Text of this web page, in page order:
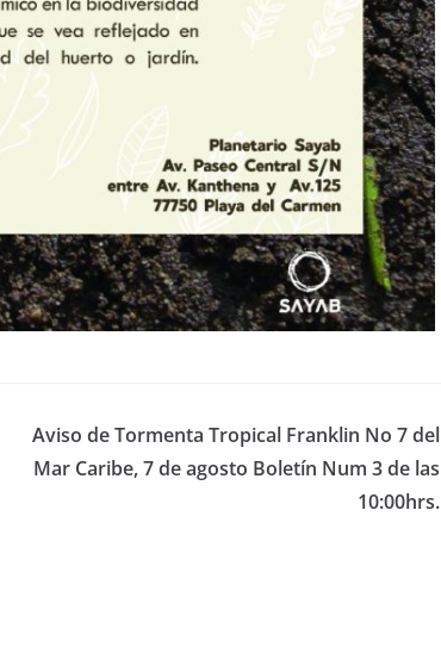
Aviso de Tormenta Tropical Franklin No 7 del
Mar Caribe, 7 de agosto Boletín Num 3 de las
10:00hrs.